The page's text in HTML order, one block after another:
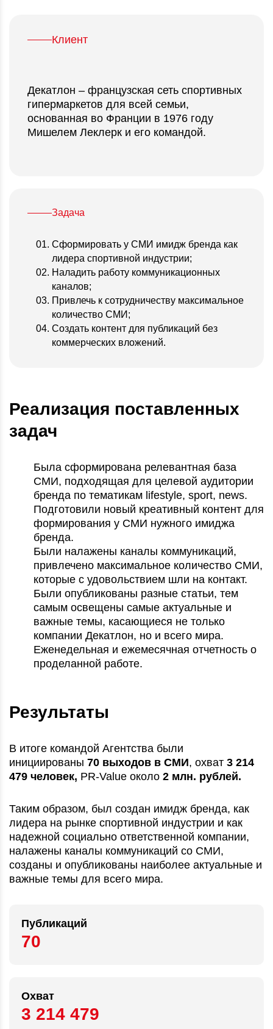
Клиент
Декатлон – французская сеть спортивных
гипермаркетов для всей семьи,
основанная во Франции в 1976 году
Мишелем Леклерк и его командой.
Задача
Сформировать у СМИ имидж бренда как
лидера спортивной индустрии;
Наладить работу коммуникационных
каналов;
Привлечь к сотрудничеству максимальное
количество СМИ;
Создать контент для публикаций без
коммерческих вложений.
Реализация поставленных
задач
Была сформирована релевантная база
СМИ, подходящая для целевой аудитории
бренда по тематикам lifestyle, sport, news.
Подготовили новый креативный контент для
формирования у СМИ нужного имиджа
бренда.
Были налажены каналы коммуникаций,
привлечено максимальное количество СМИ,
которые с удовольствием шли на контакт.
Были опубликованы разные статьи, тем
самым освещены самые актуальные и
важные темы, касающиеся не только
компании Декатлон, но и всего мира.
Еженедельная и ежемесячная отчетность о
проделанной работе.
Результаты
В итоге командой Агентства были
инициированы 70 выходов в СМИ, охват 3 214
479 человек, PR-Value около 2 млн. рублей.
Таким образом, был создан имидж бренда, как
лидера на рынке спортивной индустрии и как
надежной социально ответственной компании,
налажены каналы коммуникаций со СМИ,
созданы и опубликованы наиболее актуальные и
важные темы для всего мира.
Публикаций
70
Охват
3 214 479